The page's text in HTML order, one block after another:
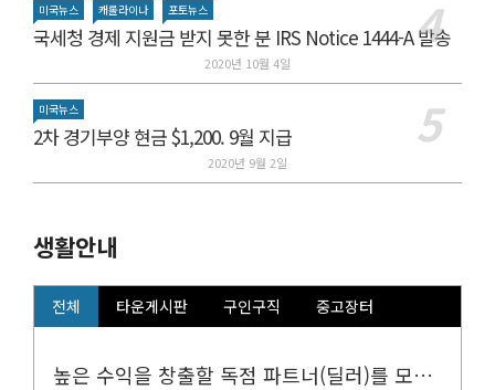
미국뉴스 캐롤라이나 포토뉴스
국세청 경제 지원금 받지 못한 분 IRS Notice 1444-A 발송
2020년 10월 4일
미국뉴스
2차 경기부양 현금 $1,200. 9월 지급
2020년 9월 2일
생활안내
전체 타운게시판 구인구직 중고장터
높은 수익을 창출할 독점 파트너(딜러)를 모십니다.